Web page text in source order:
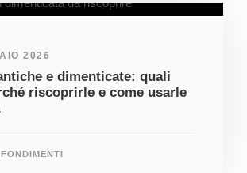
2026
e dimenticate: quali
riscoprirle e come usarle